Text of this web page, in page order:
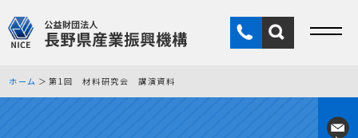
ホーム 第1回 材料研究会 講演資料